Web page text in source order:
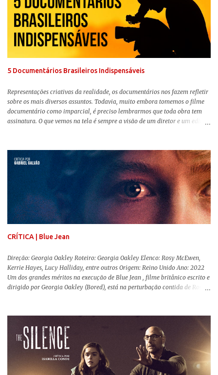
filme do ano até aqui. Repleto de criatividade, humor e sem medo de não se
levar a sério, a produção aborda temas complexos com críticas potentes. Já
conhecida por sua filmografia feminista, Gerwig traz uma reflexão de
como a Barbie se encaixa no mundo moderno, desenvolvendo a
importância e o impacto, positivo ou negativo, da boneca na vida das
pessoas. Isso tudo com um sentimento de nostalgia multigeracional. Na
5 Documentários Brasileiros Indispensáveis
Representações criativas da realidade, os documentários nos fazem refletir
sobre os mais diversos assuntos. Todavia, muito embora tomemos o filme
documentário como imparcial, é preciso lembrarmos que toda obra tem
assinatura. O que vemos na tela é sempre a visão de um diretor e um editor
sempre importante levarmos em conta quem assina e qual a função social
da obra. O cinema brasileiro é celeiro de grandes documentaristas, muitos
deles mundialmente reconhecidos. Pensando na variedade de estilos e
estéticas de se fazer documentários, selecionei 5 produções tupiniquins do
gênero que, para mim, são indispensáveis: ▼ Cabra Marcado para Morrer
(1984) , de Eduardo Coutinho Em 1964, devido ao golpe militar, Eduardo
Coutinho (Edifício Master) teve que abandonar as filmagens do
documentário sobre o assassinato do líder camponês Joã...
CRÍTICA | Blue Jean
Direção: Georgia Oakley Roteiro: Georgia Oakley Elenco: Rosy McEwen,
Kerrie Hayes, Lucy Halliday, entre outros Origem: Reino Unido Ano: 2022
Um dos grandes méritos na execução de Blue Jean , filme britânico escrito e
dirigido por Georgia Oakley (Bored), está na perturbação contida de Rosy
movimentos e falas, equilibrada numa frágil neutralidade entre seu
trabalho e seus afetos, passando noites bebendo e jogando sinuca com seu
grupo de amigas lésbicas e sua amante. É imperativo para ela que ambos
os mundos não se cruzem de modo algum, pois o período histórico no qual
a história se passa - 1988 na Inglaterra - é de um contexto profundamente
conservador e hostil a pessoas queer. Com o governo liderado pela então